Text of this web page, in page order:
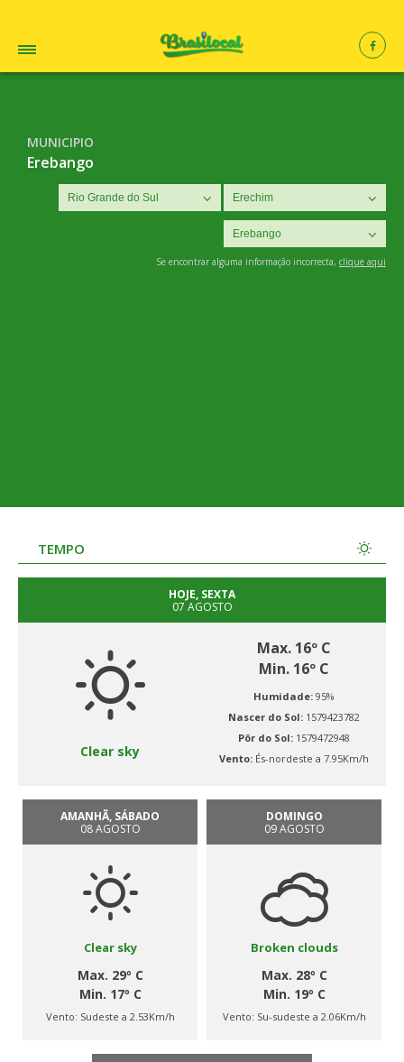
MUNICIPIO
Erebango
Se encontrar alguma informação incorrecta, clique aqui
TEMPO
HOJE, SEXTA
07 AGOSTO
Clear sky
Max. 16º C
Min. 16º C
Humidade: 95%
Nascer do Sol: 1579423782
Pôr do Sol: 1579472948
Vento: És-nordeste a 7.95Km/h
AMANHÃ, SÁBADO
08 AGOSTO
Clear sky
Max. 29º C
Min. 17º C
Vento: Sudeste a 2.53Km/h
DOMINGO
09 AGOSTO
Broken clouds
Max. 28º C
Min. 19º C
Vento: Su-sudeste a 2.06Km/h